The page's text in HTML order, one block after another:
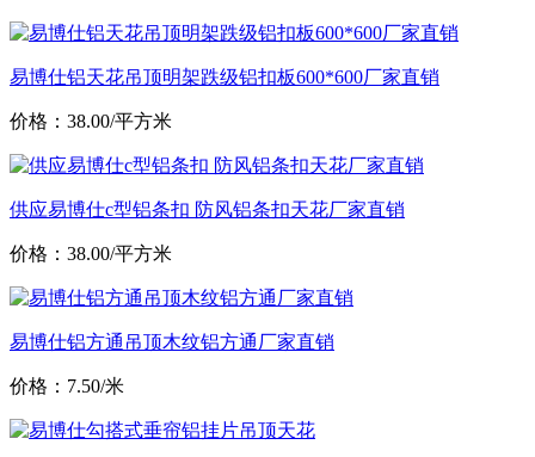
易博仕铝天花吊顶明架跌级铝扣板600*600厂家直销
价格：38.00/平方米
供应易博仕c型铝条扣 防风铝条扣天花厂家直销
价格：38.00/平方米
易博仕铝方通吊顶木纹铝方通厂家直销
价格：7.50/米